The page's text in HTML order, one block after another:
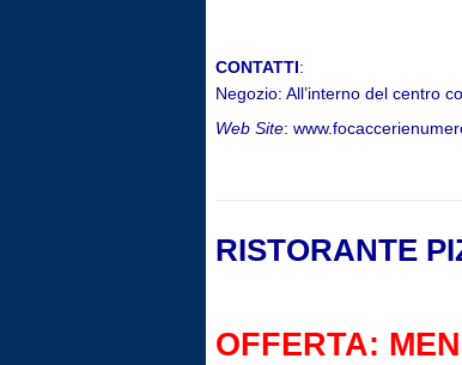
CONTATTI:
Negozio: All’interno del centro
Web Site:
RISTORANTE
OFFERTA: